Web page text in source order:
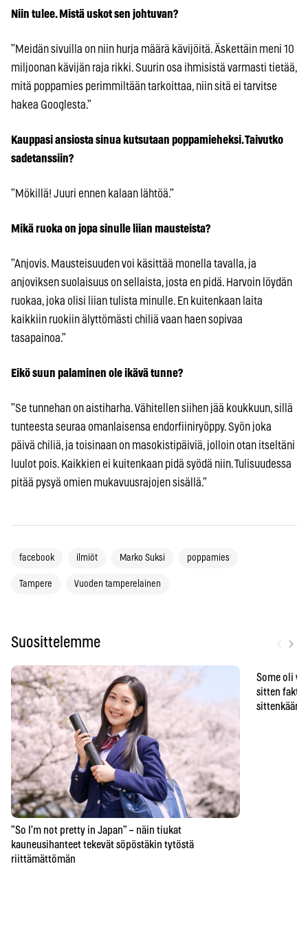
Niin tulee. Mistä uskot sen johtuvan?
”Meidän sivuilla on niin hurja määrä kävijöitä. Äskettäin meni 10
miljoonan kävijän raja rikki. Suurin osa ihmisistä varmasti tietää,
mitä poppamies perimmiltään tarkoittaa, niin sitä ei tarvitse
hakea Googlesta.”
Kauppasi ansiosta sinua kutsutaan poppamieheksi. Taivutko
sadetanssiin?
”Mökillä! Juuri ennen kalaan lähtöä.”
Mikä ruoka on jopa sinulle liian mausteista?
”Anjovis. Mausteisuuden voi käsittää monella tavalla, ja
anjoviksen suolaisuus on sellaista, josta en pidä. Harvoin löydän
ruokaa, joka olisi liian tulista minulle. En kuitenkaan laita
kaikkiin ruokiin älyttömästi chiliä vaan haen sopivaa
tasapainoa.”
Eikö suun palaminen ole ikävä tunne?
”Se tunnehan on aistiharha. Vähitellen siihen jää koukkuun, sillä
tunteesta seuraa omanlaisensa endorfiiniryöppy. Syön joka
päivä chiliä, ja toisinaan on masokistipäiviä, jolloin otan itseltäni
luulot pois. Kaikkien ei kuitenkaan pidä syödä niin. Tulisuudessa
pitää pysyä omien mukavuusrajojen sisällä.”
facebook ilmiöt Marko Suksi poppamies
Tampere Vuoden tamperelainen
Suosittelemme ›
”So I’m not pretty in Japan” – näin tiukat
kauneusihanteet tekevät söpöstäkin tytöstä
riittämättömän
Some oli
sitten
sittenkään